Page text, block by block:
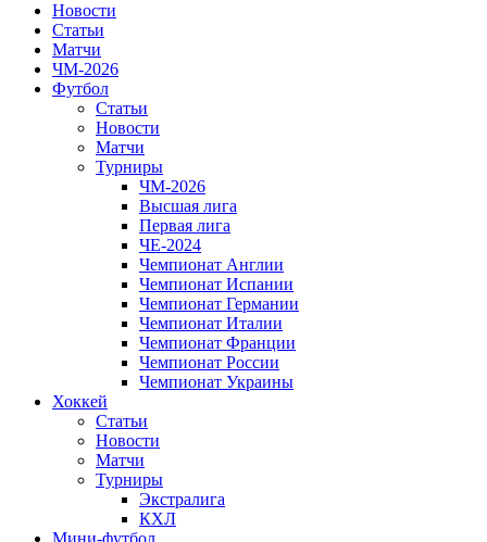
Новости
Статьи
Матчи
ЧМ-2026
Футбол
Статьи
Новости
Матчи
Турниры
ЧМ-2026
Высшая лига
Первая лига
ЧЕ-2024
Чемпионат Англии
Чемпионат Испании
Чемпионат Германии
Чемпионат Италии
Чемпионат Франции
Чемпионат России
Чемпионат Украины
Хоккей
Статьи
Новости
Матчи
Турниры
Экстралига
КХЛ
Мини-футбол